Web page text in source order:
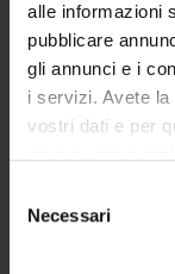
alle informazioni
pubblicare
gli annunci e i
i servizi. Avete
vostri dati e per
modificare o
momento dalla
delNecessari
GRUPPI DI
DOTTORATI DI